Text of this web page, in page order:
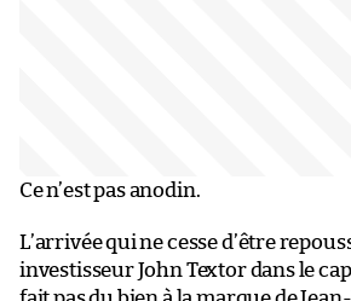
Ce n’est pas anodin.
L’arrivée qui ne cesse d’être
investisseur John Textor dans le